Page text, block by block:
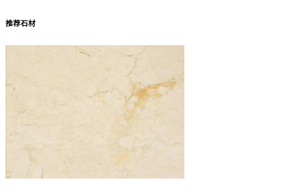
推荐石材